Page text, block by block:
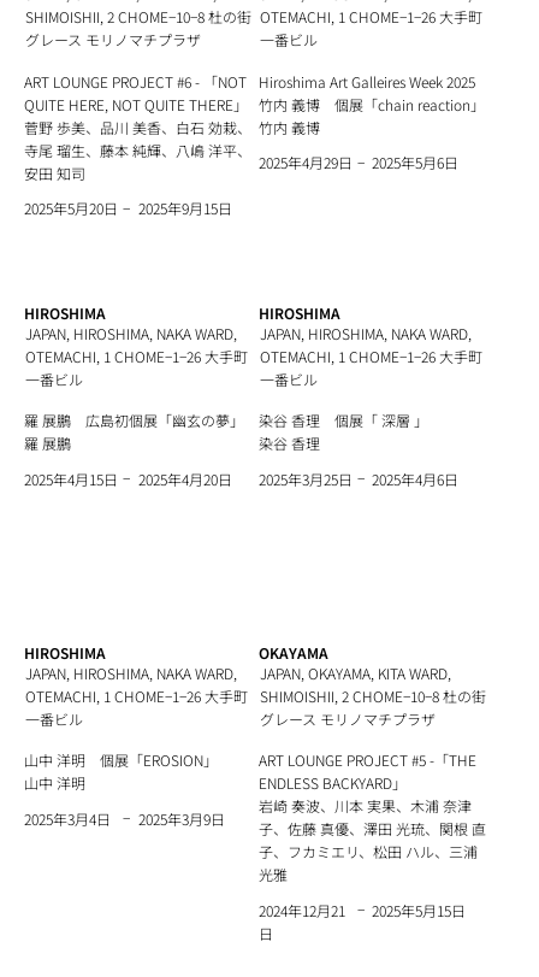
SHIMOISHII, 2 CHOME−10−8 杜の街
グレース モリノマチプラザ
ART LOUNGE PROJECT #6 - 「NOT
QUITE HERE, NOT QUITE THERE」
菅野 歩美、品川 美香、白石 効栽、
寺尾 瑠生、藤本 純輝、八嶋 洋平、
安田 知司
2025年5月20日 − 2025年9月15日
OTEMACHI, 1 CHOME−1−26 大手町
一番ビル
Hiroshima Art Galleires Week 2025
竹内 義博 個展「chain reaction」
竹内 義博
2025年4月29日 − 2025年5月6日
HIROSHIMA
JAPAN, HIROSHIMA, NAKA WARD,
OTEMACHI, 1 CHOME−1−26 大手町
一番ビル
羅 展鵬 広島初個展「幽玄の夢」
羅 展鵬
2025年4月15日 − 2025年4月20日
HIROSHIMA
JAPAN, HIROSHIMA, NAKA WARD,
OTEMACHI, 1 CHOME−1−26 大手町
一番ビル
染谷 香理 個展「 深層 」
染谷 香理
2025年3月25日 − 2025年4月6日
HIROSHIMA
JAPAN, HIROSHIMA, NAKA WARD,
OTEMACHI, 1 CHOME−1−26 大手町
一番ビル
山中 洋明 個展「EROSION」
山中 洋明
2025年3月4日
− 2025年3月9日
OKAYAMA
JAPAN, OKAYAMA, KITA WARD,
SHIMOISHII, 2 CHOME−10−8 杜の街
グレース モリノマチプラザ
ART LOUNGE PROJECT #5 -「THE
ENDLESS BACKYARD」
岩崎 奏波、川本 実果、木浦 奈津
子、佐藤 真優、澤田 光琉、関根 直
子、フカミエリ、松田 ハル、三浦
光雅
2024年12月21
日
− 2025年5月15日